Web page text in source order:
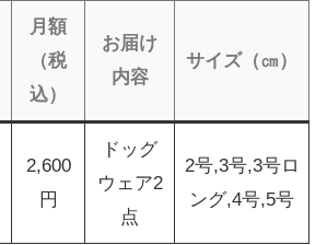
月額
（税
込）
お届け
内容
サイズ（㎝）
2,600
円
ドッグ
ウェア2
点
2号,3号,3号ロ
ング,4号,5号